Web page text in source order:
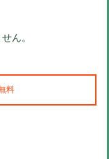
ん。
料